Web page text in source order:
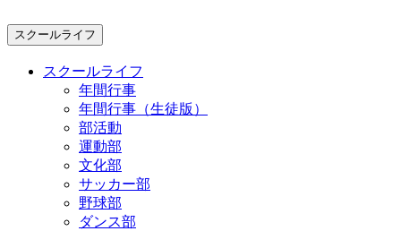
スクールライフ
スクールライフ
年間行事
年間行事（生徒版）
部活動
運動部
文化部
サッカー部
野球部
ダンス部